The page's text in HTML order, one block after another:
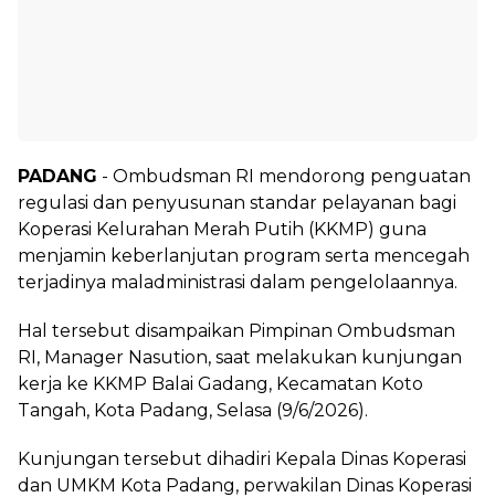
PADANG - Ombudsman RI mendorong penguatan
regulasi dan penyusunan standar pelayanan bagi
Koperasi Kelurahan Merah Putih (KKMP) guna
menjamin keberlanjutan program serta mencegah
terjadinya maladministrasi dalam pengelolaannya.
Hal tersebut disampaikan Pimpinan Ombudsman
RI, Manager Nasution, saat melakukan kunjungan
kerja ke KKMP Balai Gadang, Kecamatan Koto
Tangah, Kota Padang, Selasa (9/6/2026).
Kunjungan tersebut dihadiri Kepala Dinas Koperasi
dan UMKM Kota Padang, perwakilan Dinas Koperasi